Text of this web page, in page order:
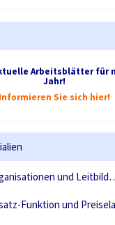
Arbeitsblätter für
Jahr!
Informieren Sie sich hier!
und
Funktion und